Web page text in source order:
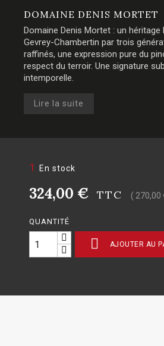
DOMAINE DENIS MORTET
Domaine Denis Mortet : un
Gevrey-Chambertin par trois
raffinés, une expression pure du
respect du terroir. Une signature
intemporelle.
Lire la suite
1 En stock
324,00 € TTC ( 270,00
QUANTITÉ
 AJOUTER AU